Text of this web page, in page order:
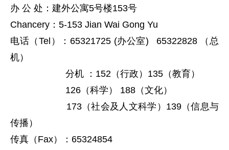
办 公 处：建外公寓5号楼153号
Chancery：5-153 Jian Wai Gong Yu
电话（Tel）：65321725 (办公室) 65322828 （总
机）
分机 ：152（行政）135（教育）
126（科学） 188（文化）
173（社会及人文科学）139（信息与
传播）
传真（Fax）：65324854